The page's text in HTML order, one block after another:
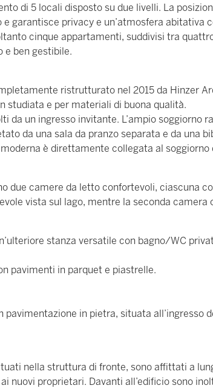
di 5 locali disposto su due livelli. La
e garantisce privacy e un’atmosfera abitativa
cinque appartamenti, suddivisi tra
e ben gestibile.
ristrutturato nel 2015 da Hinzer
studiata e per materiali di buona qualità.
da un ingresso invitante. L’ampio soggiorno
da una sala da pranzo separata e da una
è direttamente collegata al
due camere da letto confortevoli, ciascuna
vista sul lago, mentre la seconda camera
stanza versatile con bagno/WC
pavimenti in parquet e piastrelle.
pavimentazione in pietra, situata all’ingresso
nella struttura di fronte, sono affittati a
nuovi proprietari. Davanti all’edificio sono